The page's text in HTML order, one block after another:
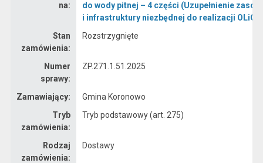
na:
do wody pitnej – 4 części (Uzupełnienie
i infrastruktury niezbędnej do realizacji
Stan
zamówienia:
Rozstrzygnięte
Numer
sprawy:
ZP.271.1.51.2025
Zamawiający:
Gmina Koronowo
Tryb
zamówienia:
Tryb podstawowy (art. 275)
Rodzaj
zamówienia:
Dostawy